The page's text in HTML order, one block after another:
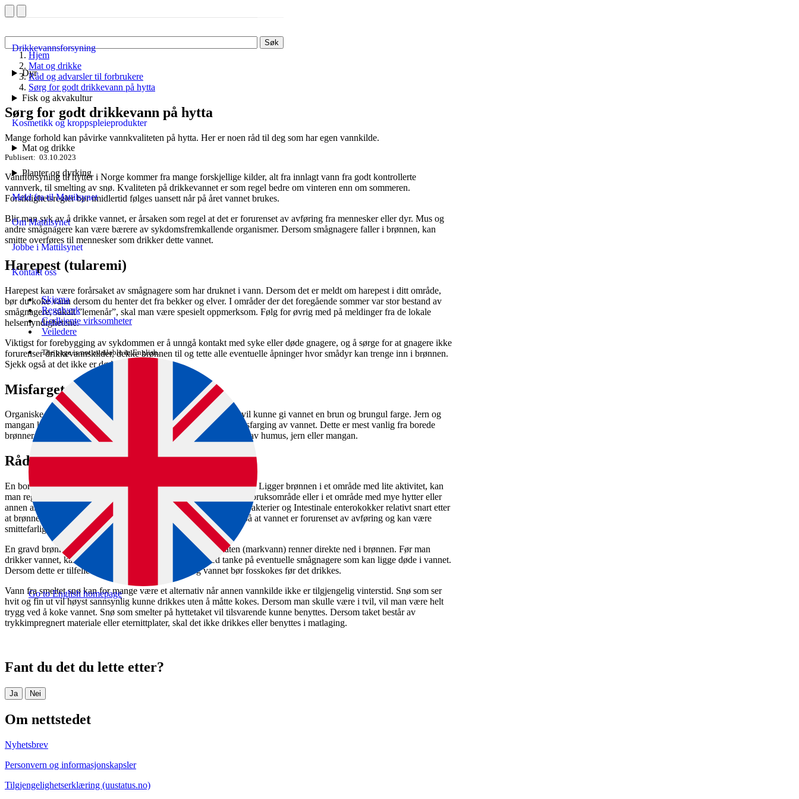
Søk
Drikkevannsforsyning
Dyr
Fisk og akvakultur
Kosmetikk og kroppspleieprodukter
Mat og drikke
Planter og dyrking
Meld fra til Mattilsynet
Om Mattilsynet
Jobbe i Mattilsynet
Kontakt oss
Skjema
Regelverk
Godkjente virksomheter
Veiledere
The page is not available in English.
Go to English homepage
Hjem
Mat og drikke
Råd og advarsler til forbrukere
Sørg for godt drikkevann på hytta
Sørg for godt drikkevann på hytta
Mange forhold kan påvirke vannkvaliteten på hytta. Her er noen råd til deg som har egen vannkilde.
Publisert 03.10.2023
Vannforsyning til hytter i Norge kommer fra mange forskjellige kilder, alt fra innlagt vann fra godt kontrollerte
vannverk, til smelting av snø. Kvaliteten på drikkevannet er som regel bedre om vinteren enn om sommeren.
Forsiktighetsregler bør imidlertid følges uansett når på året vannet brukes.
Blir man syk av å drikke vannet, er årsaken som regel at det er forurenset av avføring fra mennesker eller dyr. Mus og
andre smågnagere kan være bærere av sykdomsfremkallende organismer. Dersom smågnagere faller i brønnen, kan
smitte overføres til mennesker som drikker dette vannet.
Harepest (tularemi)
Harepest kan være forårsaket av smågnagere som har druknet i vann. Dersom det er meldt om harepest i ditt område,
bør du koke vann dersom du henter det fra bekker og elver. I områder der det foregående sommer var stor bestand av
smågnagere, såkalt ”lemenår”, skal man være spesielt oppmerksom. Følg for øvrig med på meldinger fra de lokale
helsemyndighetene.
Viktigst for forebygging av sykdommen er å unngå kontakt med syke eller døde gnagere, og å sørge for at gnagere ikke
forurenser drikkevannskilder, dekke brønnen til og tette alle eventuelle åpninger hvor smådyr kan trenge inn i brønnen.
Sjekk også at det ikke er døde dyr i brønnen.
Misfarget vann
Organiske materialer (humus) som følger med overflatevannet, vil kunne gi vannet en brun og brungul farge. Jern og
mangan kan også felles ut som brune og svarte partikler og gi misfarging av vannet. Dette er mest vanlig fra borede
brønner i fjell. Det er ikke helsefarlig å drikke vann som er farget av humus, jern eller mangan.
Råd om drikkevann på hytte/landsted
En boret grunnvannsbrønn vil få tilsig av vann fra sprekker i fjellet. Ligger brønnen i et område med lite aktivitet, kan
man regne med at vannet er trygt. Dersom brønnen ligger i et landbruksområde eller i et område med mye hytter eller
annen aktivitet, kan det være lurt å få analysert vannet for E.coli-bakterier og Intestinale enterokokker relativt snart etter
at brønnen er etablert. Hvis man finner slike bakterier, tyder det på at vannet er forurenset av avføring og kan være
smittefarlig.
En gravd brønn beskyttes best mulig mot at vann fra overflaten (markvann) renner direkte ned i brønnen. Før man
drikker vannet, kan det være lurt å inspisere brønnen med tanke på eventuelle smågnagere som kan ligge døde i vannet.
Dersom dette er tilfelle må det døde dyret fjernes, og vannet bør fosskokes før det drikkes.
Vann fra smeltet snø kan for mange være et alternativ når annen vannkilde ikke er tilgjengelig vinterstid. Snø som ser
hvit og fin ut vil høyst sannsynlig kunne drikkes uten å måtte kokes. Dersom man skulle være i tvil, vil man være helt
trygg ved å koke vannet. Snø som smelter på hyttetaket vil tilsvarende kunne benyttes. Dersom taket består av
trykkimpregnert materiale eller eternittplater, skal det ikke drikkes eller benyttes i matlaging.
Fant du det du lette etter?
Ja Nei
Om nettstedet
Nyhetsbrev
Personvern og informasjonskapsler
Tilgjengelighetserklæring (uustatus.no)